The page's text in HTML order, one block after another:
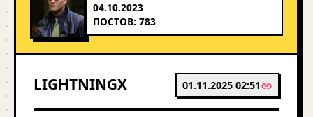
04.10.2023
ПОСТОВ: 783
LIGHTNINGX 01.11.2025 02:51